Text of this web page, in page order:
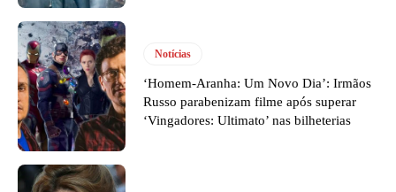
Notícias
‘Homem-Aranha: Um Novo Dia’: Irmãos
Russo parabenizam filme após superar
‘Vingadores: Ultimato’ nas bilheterias